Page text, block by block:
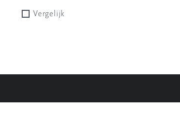
Vergelijk